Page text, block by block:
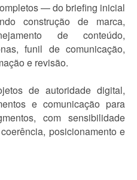
— do briefing inicial
construção de marca,
de conteúdo,
funil de comunicação,
e revisão.
de autoridade digital,
e comunicação para
com sensibilidade
posicionamento e